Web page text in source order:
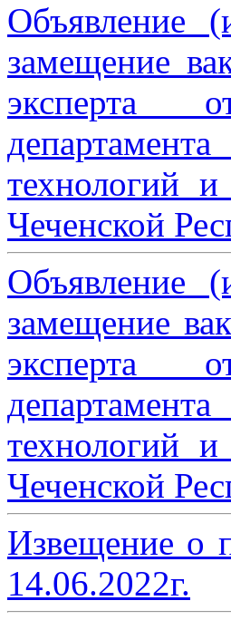
Объявление
замещение
эксперта
технологий
Чеченской
Объявление
замещение
эксперта
технологий
Чеченской
Извещение о
14.06.2022г.